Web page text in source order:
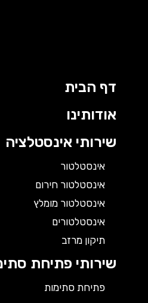
דף הבית
אודותינו
שירותי אינסטלציה
אינסטלטור
אינסטלטור חירום
אינסטלטור מומלץ
אינסטלטורים
תיקון מרזב
שירותי פתיחת סתימות
פתיחת סתימות